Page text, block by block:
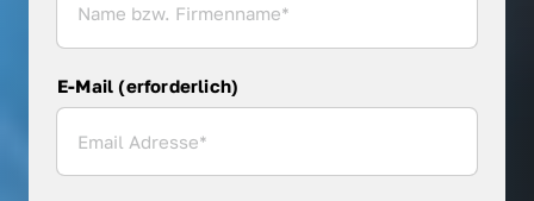
E-Mail (erforderlich)